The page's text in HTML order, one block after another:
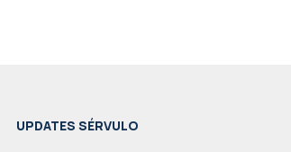
UPDATES SÉRVULO